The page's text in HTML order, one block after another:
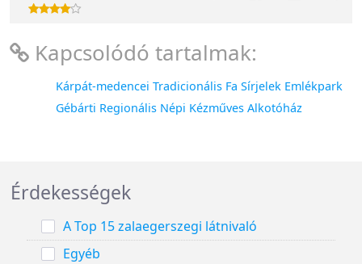
Kapcsolódó tartalmak:
Kárpát-medencei Tradicionális Fa Sírjelek Emlékpark
Gébárti Regionális Népi Kézműves Alkotóház
Érdekességek
A Top 15 zalaegerszegi látnivaló
Egyéb